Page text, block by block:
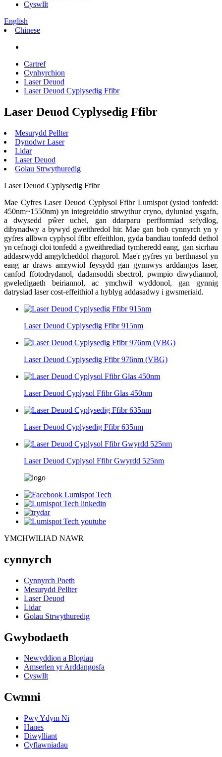
Cyswllt
English
Chinese
Cartref
Cynhyrchion
Laser Deuod
Laser Deuod Cyplysedig Ffibr
Laser Deuod Cyplysedig Ffibr
Mesurydd Pellter
Dynodwr Laser
Lidar
Laser Deuod
Golau Strwythuredig
Laser Deuod Cyplysedig Ffibr
Mae Cyfres Laser Deuod Cyplysol Ffibr Lumispot (ystod tonfedd:
450nm~1550nm) yn integreiddio strwythur cryno, dyluniad ysgafn,
a dwysedd pŵer uchel, gan ddarparu perfformiad sefydlog,
dibynadwy a bywyd gweithredol hir. Mae gan bob cynnyrch yn y
gyfres allbwn cyplysol ffibr effeithlon, gyda bandiau tonfedd dethol
yn cefnogi cloi tonfedd a gweithrediad tymheredd eang, gan sicrhau
addasrwydd amgylcheddol rhagorol. Mae'r gyfres yn berthnasol yn
eang ar draws amrywiol feysydd gan gynnwys arddangos laser,
canfod ffotodrydanol, dadansoddi sbectrol, pwmpio diwydiannol,
gweledigaeth beiriannol, ac ymchwil wyddonol, gan gynnig
datrysiad laser cost-effeithiol a hyblyg addasadwy i gwsmeriaid.
Laser Deuod Cyplysedig Ffibr 915nm
Laser Deuod Cyplysedig Ffibr 976nm (VBG)
Laser Deuod Cyplysol Ffibr Glas 450nm
Laser Deuod Cyplysedig Ffibr 635nm
Laser Deuod Cyplysol Ffibr Gwyrdd 525nm
YMCHWILIAD NAWR
cynnyrch
Cynnyrch Poeth
Mesurydd Pellter
Laser Deuod
Lidar
Golau Strwythuredig
Gwybodaeth
Newyddion a Blogiau
Amserlen yr Arddangosfa
Cyswllt
Cwmni
Pwy Ydym Ni
Hanes
Diwylliant
Cyflawniadau